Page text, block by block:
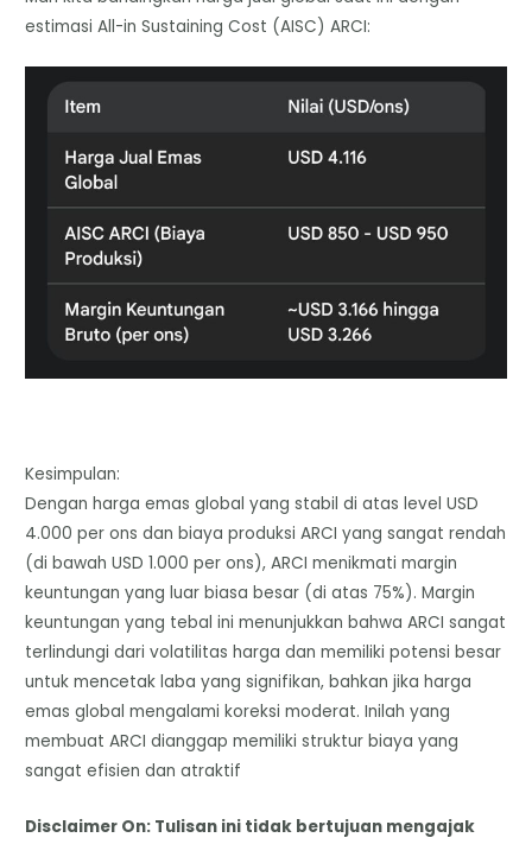
estimasi All-in Sustaining Cost (AISC) ARCI:
Kesimpulan:
​Dengan harga emas global yang stabil di atas level USD
4.000 per ons dan biaya produksi ARCI yang sangat rendah
(di bawah USD 1.000 per ons), ARCI menikmati margin
keuntungan yang luar biasa besar (di atas 75%). Margin
keuntungan yang tebal ini menunjukkan bahwa ARCI sangat
terlindungi dari volatilitas harga dan memiliki potensi besar
untuk mencetak laba yang signifikan, bahkan jika harga
emas global mengalami koreksi moderat. Inilah yang
membuat ARCI dianggap memiliki struktur biaya yang
sangat efisien dan atraktif
Disclaimer On: Tulisan ini tidak bertujuan mengajak